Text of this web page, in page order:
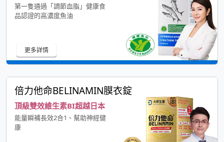
第一隻通過「調節血脂」健康食
品認證的高濃度魚油
更多詳情
倍力他命BELINAMIN膜衣錠
頂級雙效維生素BI超越日本
能量瞬補長效2合1、幫助神經健
康